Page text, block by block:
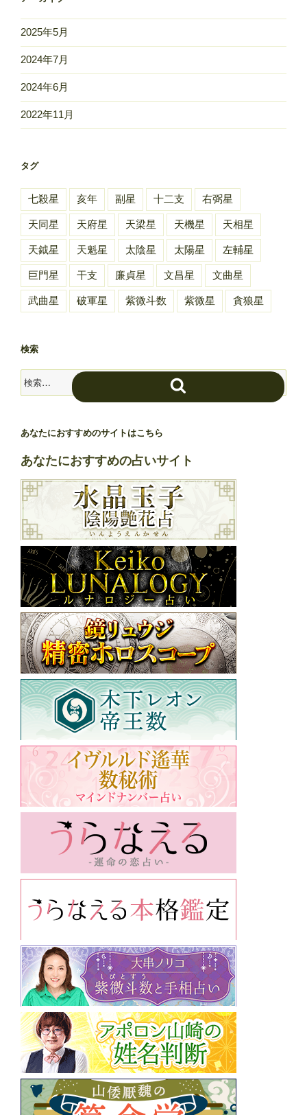
2025年5月
2024年7月
2024年6月
2022年11月
タグ
七殺星 亥年 副星 十二支 右弼星
天同星 天府星 天梁星 天機星 天相星
天鉞星 天魁星 太陰星 太陽星 左輔星
巨門星 干支 廉貞星 文昌星 文曲星
武曲星 破軍星 紫微斗数 紫微星 貪狼星
検索
検
索:
索
あなたにおすすめのサイトはこちら
あなたにおすすめの占いサイト